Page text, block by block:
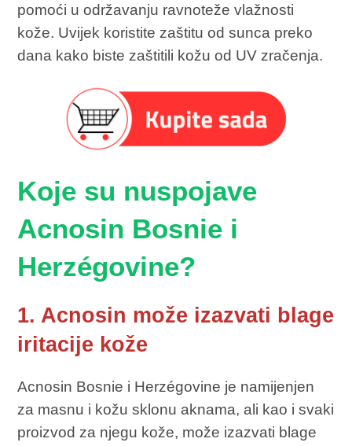
pomoći u održavanju ravnoteže vlažnosti
kože. Uvijek koristite zaštitu od sunca preko
dana kako biste zaštitili kožu od UV zračenja.
Koje su nuspojave
Acnosin Bosnie i
Herzégovine?
1. Acnosin može izazvati blage
iritacije kože
Acnosin Bosnie i Herzégovine je namijenjen
za masnu i kožu sklonu aknama, ali kao i svaki
proizvod za njegu kože, može izazvati blage